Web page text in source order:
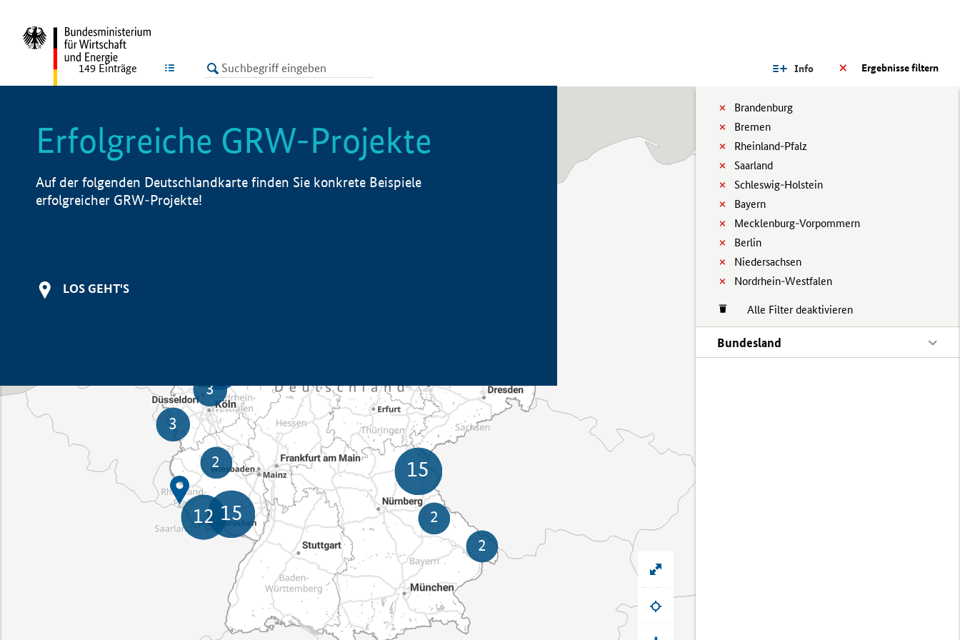
LISTE Ergebnisse filtern
Info
Brandenburg
Bremen
Rheinland-Pfalz
Saarland
Schleswig-Holstein
Bayern
Mecklenburg-Vorpommern
Berlin
Niedersachsen
Nordrhein-Westfalen
Alle Filter deaktivieren
Bundesland
149 Einträge
Erfolgreiche GRW-Projekte
Auf der folgenden Deutschlandkarte finden Sie konkrete Beispiele
erfolgreicher GRW-Projekte!
LOS GEHT'S